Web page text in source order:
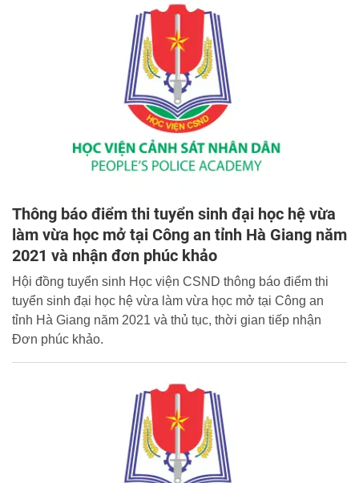
Thông báo điểm thi tuyển sinh đại học hệ vừa
làm vừa học mở tại Công an tỉnh Hà Giang năm
2021 và nhận đơn phúc khảo
Hội đồng tuyển sinh Học viện CSND thông báo điểm thi
tuyển sinh đại học hệ vừa làm vừa học mở tại Công an
tỉnh Hà Giang năm 2021 và thủ tục, thời gian tiếp nhận
Đơn phúc khảo.